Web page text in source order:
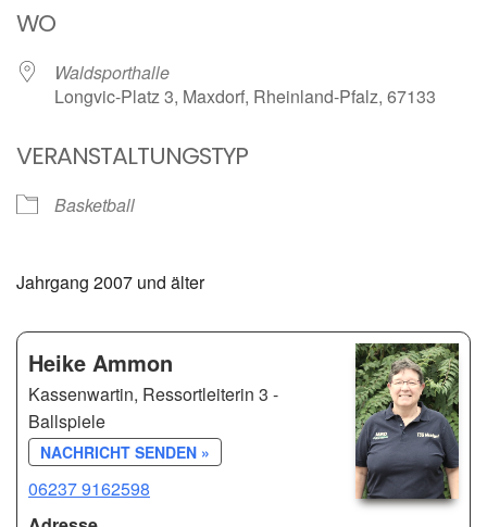
WO
Waldsporthalle
Longvic-Platz 3, Maxdorf, Rheinland-Pfalz, 67133
VERANSTALTUNGSTYP
Basketball
Jahrgang 2007 und älter
Heike Ammon
Kassenwartin, Ressortleiterin 3 -
Ballspiele
NACHRICHT SENDEN »
06237 9162598